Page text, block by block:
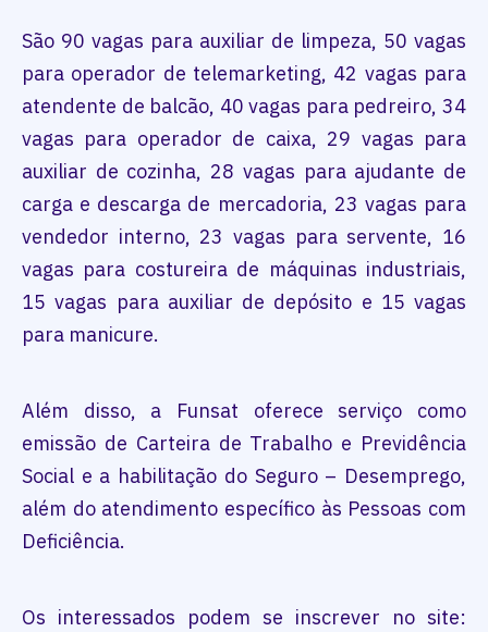
São 90 vagas para auxiliar de limpeza, 50 vagas
para operador de telemarketing, 42 vagas para
atendente de balcão, 40 vagas para pedreiro, 34
vagas para operador de caixa, 29 vagas para
auxiliar de cozinha, 28 vagas para ajudante de
carga e descarga de mercadoria, 23 vagas para
vendedor interno, 23 vagas para servente, 16
vagas para costureira de máquinas industriais,
15 vagas para auxiliar de depósito e 15 vagas
para manicure.
Além disso, a Funsat oferece serviço como
emissão de Carteira de Trabalho e Previdência
Social e a habilitação do Seguro – Desemprego,
além do atendimento específico às Pessoas com
Deficiência.
Os interessados podem se inscrever no site: